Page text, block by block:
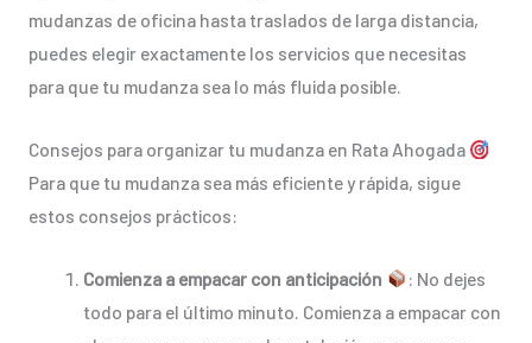
mudanzas de oficina hasta traslados de larga distancia,
puedes elegir exactamente los servicios que necesitas
para que tu mudanza sea lo más fluida posible.
Consejos para organizar tu mudanza en Rata Ahogada
Para que tu mudanza sea más eficiente y rápida, sigue
estos consejos prácticos:
Comienza a empacar con anticipación
: No dejes
todo para el último minuto. Comienza a empacar con